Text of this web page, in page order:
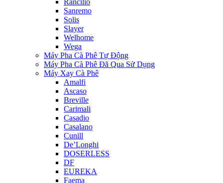
Rancilio
Sanremo
Solis
Slayer
Welhome
Wega
Máy Pha Cà Phê Tự Động
Máy Pha Cà Phê Đã Qua Sử Dụng
Máy Xay Cà Phê
Amalfi
Ascaso
Breville
Carimali
Casadio
Casalano
Cunill
De’Longhi
DOSERLESS
DF
EUREKA
Faema